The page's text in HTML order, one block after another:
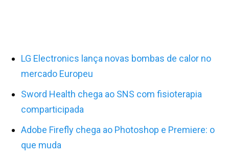
LG Electronics lança novas bombas de calor no
mercado Europeu
Sword Health chega ao SNS com fisioterapia
comparticipada
Adobe Firefly chega ao Photoshop e Premiere: o
que muda